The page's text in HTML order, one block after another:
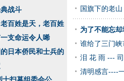
战斗
百姓是天，老百姓
支命运令人唏
日本侨民和士兵的
国旗下的老
为了不能忘
谁给了三门
泪 花 雨 ---
清明感言----